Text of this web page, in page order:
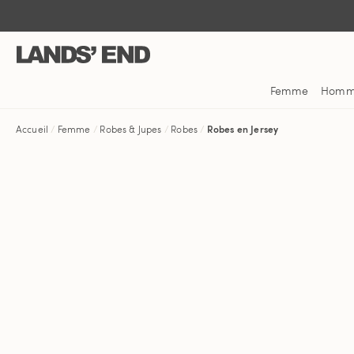
contenu
navigation
barre
Femme
Accueil Femme Robes & Jupes Robes Robes en Jersey